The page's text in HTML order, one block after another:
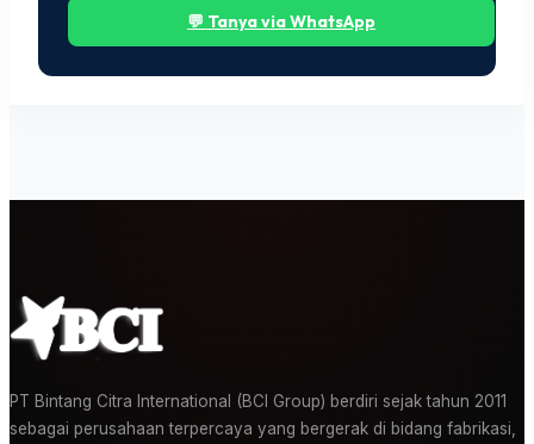
💬 Tanya via WhatsApp
PT Bintang Citra International (BCI Group) berdiri sejak tahun 2011
sebagai perusahaan terpercaya yang bergerak di bidang fabrikasi,